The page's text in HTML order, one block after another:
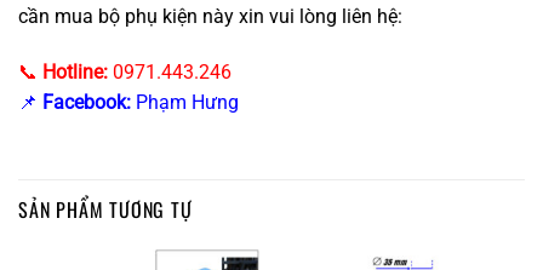
cần mua bộ phụ kiện này xin vui lòng liên hệ:
📞 Hotline: 0971.443.246
📌 Facebook: Phạm Hưng
SẢN PHẨM TƯƠNG TỰ